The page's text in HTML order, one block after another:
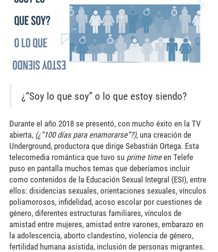
¿“Soy lo que soy” o lo que estoy siendo?
Durante el año 2018 se presentó, con mucho éxito en la TV
abierta, (¿”100 días para enamorarse”?), una creación de
Underground, productora que dirige Sebastián Ortega. Esta
telecomedia romántica que tuvo su prime timeen Telefe
puso en pantalla muchos temas que deberíamos incluir
como contenidos de la Educación Sexual Integral (ESI), entre
ellos: disidencias sexuales, orientaciones sexuales, vínculos
poliamorosos, infidelidad, acoso escolar por cuestiones de
género, diferentes estructuras familiares, vínculos de
amistad entre mujeres, amistad entre varones, embarazo en
la adolescencia, aborto clandestino, violencia de género,
fertilidad humana asistida, inclusión de personas migrantes.